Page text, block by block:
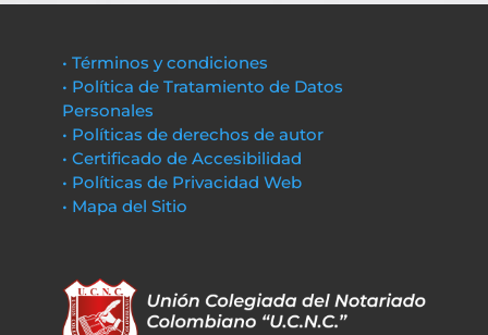
• Términos y condiciones
• Política de Tratamiento de Datos
Personales
• Políticas de derechos de autor
• Certificado de Accesibilidad
• Políticas de Privacidad Web
• Mapa del Sitio